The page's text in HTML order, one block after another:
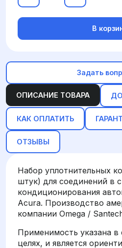
ОПИСАНИЕ ТОВАРА
КАК ОПЛАТИТЬ
ОТЗЫВЫ
Набор уплотнительных
штук) для соединений в
кондиционирования
Acura. Производство
компании Omega /
Применимость указана в
целях, и является
В
Задать